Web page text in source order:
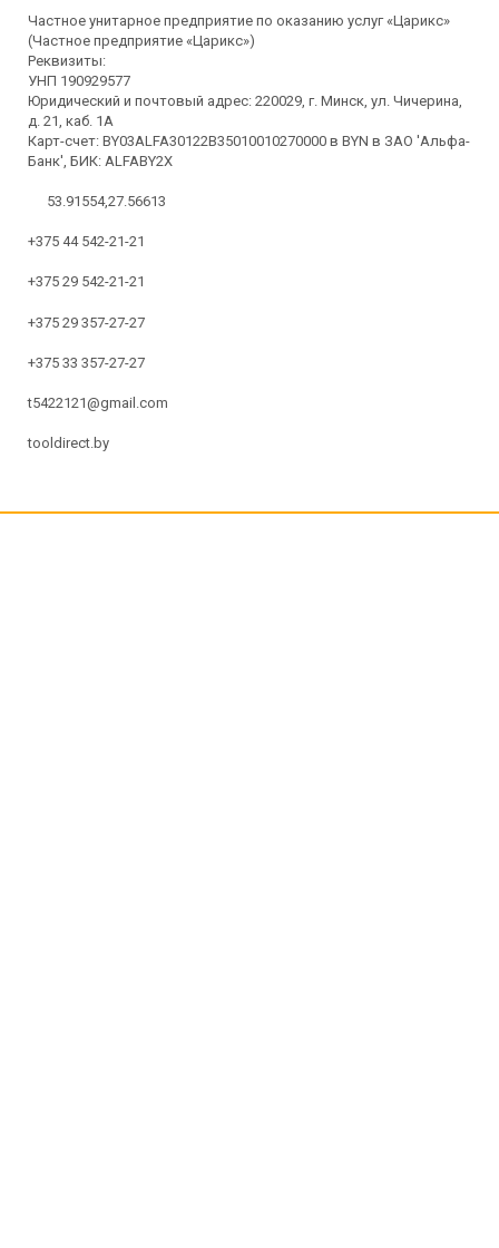
Частное унитарное предприятие по оказанию услуг «Царикс»
(Частное предприятие «Царикс»)
Реквизиты:
УНП 190929577
Юридический и почтовый адрес: 220029, г. Минск, ул. Чичерина,
д. 21, каб. 1А
Карт-счет: BY03ALFA30122B35010010270000 в BYN в ЗАО 'Альфа-
Банк', БИК: ALFABY2X
53.91554,27.56613
+375 44 542-21-21
+375 29 542-21-21
+375 29 357-27-27
+375 33 357-27-27
t5422121@gmail.com
tooldirect.by